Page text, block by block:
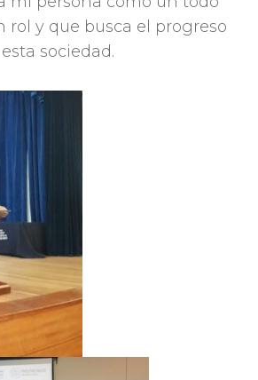
rol y que busca el progreso
sociedad.